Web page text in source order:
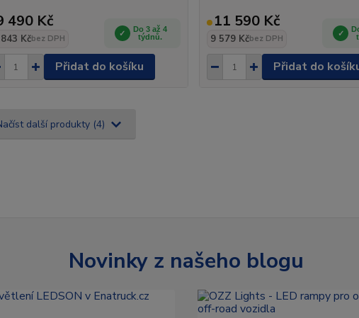
490 Kč
Kčbez DPH
Do 3 až 4
týdnů.
Přidat do košíku
11 590 Kč
9 579 Kčbez DPH
Přidat do
další produkty (4)
Novinky z našeho blogu